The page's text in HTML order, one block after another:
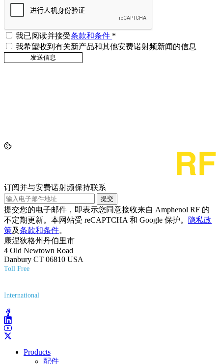
我已阅读并接受条款和条件 *
我希望收到有关新产品和其他安费诺射频新闻的信息
订阅并与安费诺射频保持联系
提交
提交您的电子邮件，即表示您同意接收来自 Amphenol RF 的
不定期更新。本网站受 reCAPTCHA 和 Google 保护。
隐私政
策及条款和条件。
康涅狄格州丹伯里市
4 Old Newtown Road
Danbury CT 06810 USA
Toll Free
International
Products
配件